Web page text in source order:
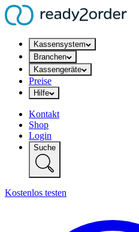
Kassensystem
Branchen
Kassengeräte
Preise
Hilfe
Kontakt
Shop
Login
Suche
Kostenlos testen